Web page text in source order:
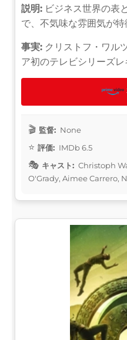
説明: ビジネス世界の表
で、不気味な雰囲気が特
事実: クリストフ・ワル
ア初のテレビシリーズレ
監督: None
評価: IMDb 6.5
キャスト: Christoph
O'Grady, Aimee Carrero,